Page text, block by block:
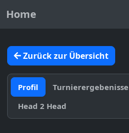
Home
Zurück zur Übersicht
Profil Turnierergebenisse
Head 2 Head